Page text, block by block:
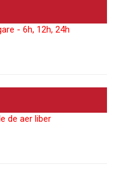
- 6h, 12h, 24h
de aer liber